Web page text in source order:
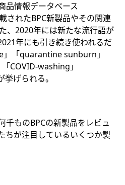
品情報データベース
されたBPC新製品やその関連
、2020年には新たな流行語が
年にも引き続き使われるだ
」「quarantine sunburn」
COVID-washing」
げられる。
千ものBPCの新製品をレビュ
ちが注目しているいくつか製